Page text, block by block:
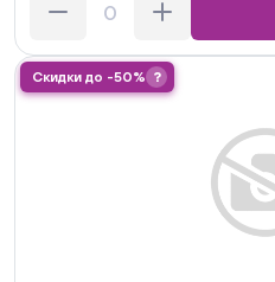
Скидки до -50% ?